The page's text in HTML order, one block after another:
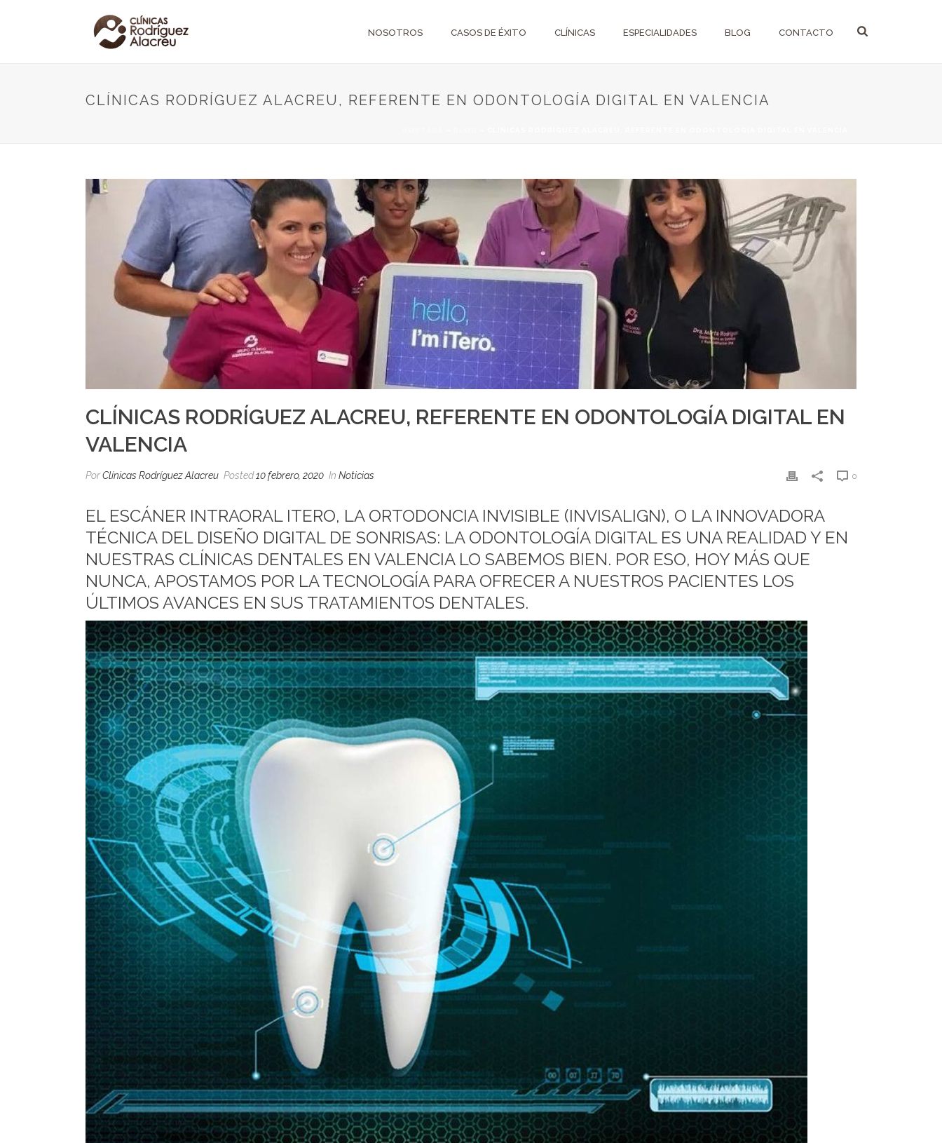
NOSOTROS CASOS DE ÉXITO CLÍNICAS ESPECIALIDADES BLOG CONTACTO
CLÍNICAS RODRÍGUEZ ALACREU, REFERENTE EN ODONTOLOGÍA DIGITAL EN VALENCIA
CLÍNICAS RODRÍGUEZ ALACREU, REFERENTE EN ODONTOLOGÍA DIGITAL EN
VALENCIA
PorClínicas Rodríguez Alacreu Posted10 febrero, 2020 In Noticias 0
EL ESCÁNER INTRAORAL ITERO, LA ORTODONCIA INVISIBLE (INVISALIGN), O LA INNOVADORA
TÉCNICA DEL DISEÑO DIGITAL DE SONRISAS: LA ODONTOLOGÍA DIGITAL ES UNA REALIDAD Y EN
NUESTRAS CLÍNICAS DENTALES EN VALENCIA LO SABEMOS BIEN. POR ESO, HOY MÁS QUE
NUNCA, APOSTAMOS POR LA TECNOLOGÍA PARA OFRECER A NUESTROS PACIENTES LOS
ÚLTIMOS AVANCES EN SUS TRATAMIENTOS DENTALES.